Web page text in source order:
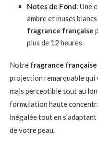
Notes de Fond: Une
ambre et muscs
fragrance française
plus de 12 heures
Notre fragrance française
projection remarquable qui
mais perceptible tout au
formulation haute
inégalée tout en
de votre peau.